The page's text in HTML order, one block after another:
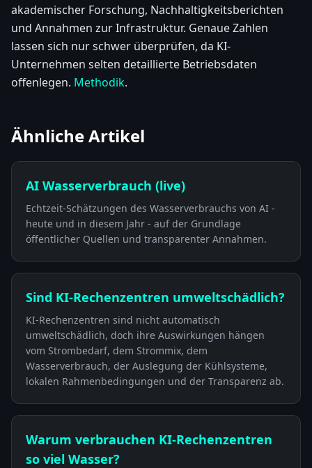
akademischer Forschung, Nachhaltigkeitsberichten
und Annahmen zur Infrastruktur. Genaue Zahlen
lassen sich nur schwer überprüfen, da KI-
Unternehmen selten detaillierte Betriebsdaten
offenlegen. Methodik.
Ähnliche Artikel
AI Wasserverbrauch (live)
Echtzeit-Schätzungen des Wasserverbrauchs von AI -
heute und in diesem Jahr - auf der Grundlage
öffentlicher Quellen und transparenter Annahmen.
Sind KI-Rechenzentren umweltschädlich?
KI-Rechenzentren sind nicht automatisch
umweltschädlich, doch ihre Auswirkungen hängen
vom Strombedarf, dem Strommix, dem
Wasserverbrauch, der Auslegung der Kühlsysteme,
lokalen Rahmenbedingungen und der Transparenz ab.
Warum verbrauchen KI-Rechenzentren
so viel Wasser?